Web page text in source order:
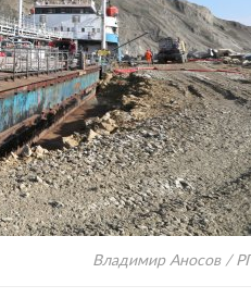
Владимир Аносов / РГ